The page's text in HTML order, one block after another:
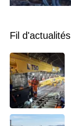
Fil d'actualités